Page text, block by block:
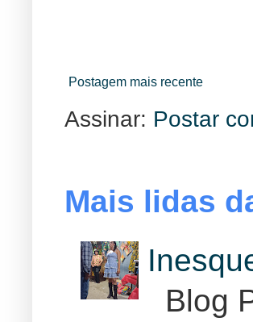
Postagem mais recente
Assinar: Postar
Mais lidas
Blog